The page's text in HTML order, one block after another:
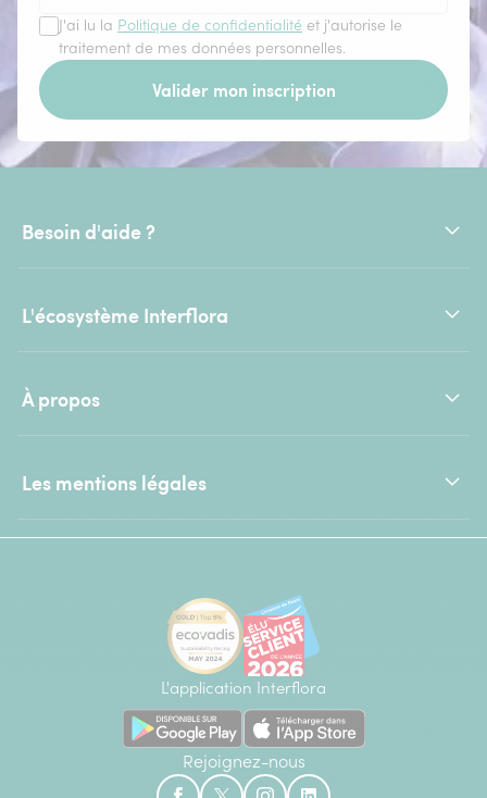
J'ai lu la Politique de confidentialité et j'autorise le
traitement de mes données personnelles.
Valider mon inscription
Besoin d'aide ?
L'écosystème Interflora
À propos
Les mentions légales
L'application Interflora
Rejoignez-nous